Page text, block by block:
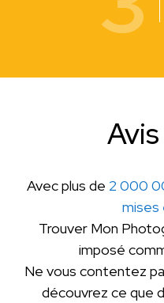
Avec plus de 2 000
mises
Trouver Mon
imposé
Ne vous contentez
découvrez ce que